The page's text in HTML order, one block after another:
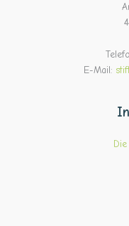
E-Mail: